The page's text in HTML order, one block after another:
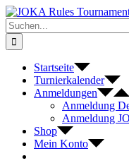
Zum
Inhalt
springen
Suche
nach:
Startseite
Turnierkalender
Anmeldungen
Anmeldung
Anmeldung
Shop
Mein Konto